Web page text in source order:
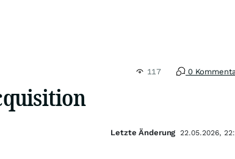
117 0
Letzte Änderung 22.05.2026,